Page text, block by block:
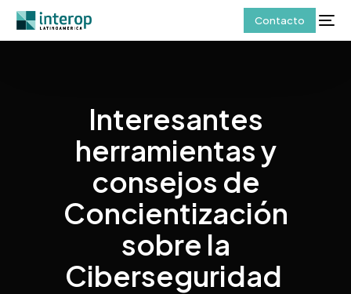
Contacto
Interesantes
herramientas y
consejos de
Concientización
sobre la
Ciberseguridad